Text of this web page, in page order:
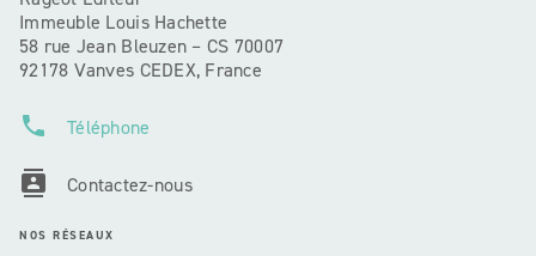
Immeuble Louis Hachette
58 rue Jean Bleuzen – CS 70007
92178 Vanves CEDEX, France
phone Téléphone
contacts Contactez-nous
NOS RÉSEAUX